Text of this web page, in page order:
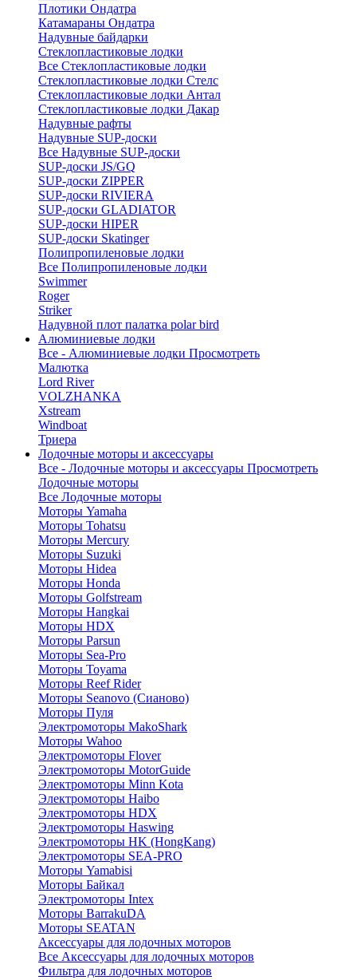
Плотики Ондатра
Катамараны Ондатра
Надувные байдарки
Стеклопластиковые лодки
Все Стеклопластиковые лодки
Стеклопластиковые лодки Стелс
Стеклопластиковые лодки Антал
Стеклопластиковые лодки Дакар
Надувные рафты
Надувные SUP-доски
Все Надувные SUP-доски
SUP-доски JS/GQ
SUP-доски ZIPPER
SUP-доски RIVIERA
SUP-доски GLADIATOR
SUP-доски HIPER
SUP-доски Skatinger
Полипропиленовые лодки
Все Полипропиленовые лодки
Swimmer
Roger
Striker
Надувной плот палатка polar bird
Алюминиевые лодки
Все - Алюминиевые лодки Просмотреть
Малютка
Lord River
VOLZHANKA
Xstream
Windboat
Триера
Лодочные моторы и аксессуары
Все - Лодочные моторы и аксессуары Просмотреть
Лодочные моторы
Все Лодочные моторы
Моторы Yamaha
Моторы Tohatsu
Моторы Mercury
Моторы Suzuki
Моторы Hidea
Моторы Honda
Моторы Golfstream
Моторы Hangkai
Моторы HDX
Моторы Parsun
Моторы Sea-Pro
Моторы Toyama
Моторы Reef Rider
Моторы Seanovo (Сианово)
Моторы Пуля
Электромоторы MakoShark
Моторы Wahoo
Электромоторы Flover
Электромоторы MotorGuide
Электромоторы Minn Kota
Электромоторы Haibo
Электромоторы HDX
Электромоторы Haswing
Электромоторы HK (HongKang)
Электромоторы SEA-PRO
Моторы Yamabisi
Моторы Байкал
Электромоторы Intex
Моторы BarrakuDA
Моторы SEATAN
Аксессуары для лодочных моторов
Все Аксессуары для лодочных моторов
Фильтра для лодочных моторов